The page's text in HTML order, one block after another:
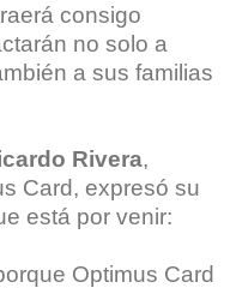
consigo
no solo a
a sus familias
Rivera,
Card, expresó su
está por venir:
Optimus Card